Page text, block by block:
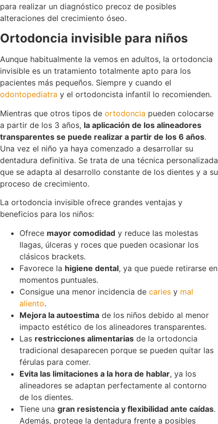
para realizar un diagnóstico precoz de posibles
alteraciones del crecimiento óseo.
Ortodoncia invisible para niños
Aunque habitualmente la vemos en adultos, la ortodoncia
invisible es un tratamiento totalmente apto para los
pacientes más pequeños. Siempre y cuando el
odontopediatra y el ortodoncista infantil lo recomienden.
Mientras que otros tipos de ortodoncia pueden colocarse
a partir de los 3 años, la aplicación de los alineadores
transparentes se puede realizar a partir de los 6 años.
Una vez el niño ya haya comenzado a desarrollar su
dentadura definitiva. Se trata de una técnica personalizada
que se adapta al desarrollo constante de los dientes y a su
proceso de crecimiento.
La ortodoncia invisible ofrece grandes ventajas y
beneficios para los niños:
Ofrece mayor comodidad y reduce las molestas
llagas, úlceras y roces que pueden ocasionar los
clásicos brackets.
Favorece la higiene dental, ya que puede retirarse en
momentos puntuales.
Consigue una menor incidencia de caries y mal
aliento.
Mejora la autoestima de los niños debido al menor
impacto estético de los alineadores transparentes.
Las restricciones alimentarias de la ortodoncia
tradicional desaparecen porque se pueden quitar las
férulas para comer.
Evita las limitaciones a la hora de hablar, ya los
alineadores se adaptan perfectamente al contorno
de los dientes.
Tiene una gran resistencia y flexibilidad ante caídas.
Además, protege la dentadura frente a posibles